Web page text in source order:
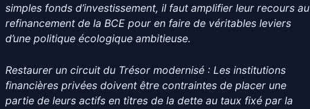
simples fonds d’investissement, il faut amplifier leur recours au
refinancement de la BCE pour en faire de véritables leviers
d’une politique écologique ambitieuse.
Restaurer un circuit du Trésor modernisé : Les institutions
financières privées doivent être contraintes de placer une
partie de leurs actifs en titres de la dette au taux fixé par la